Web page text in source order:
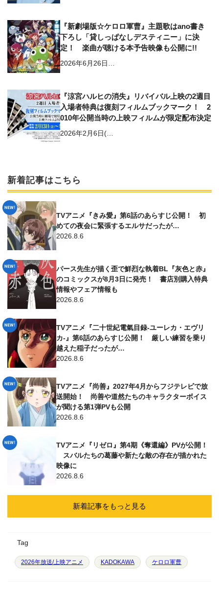
『新劇場版☆ケロロ軍曹』主題歌はano書き
下ろし「貸しっぱなしデスティニー」に決
定！ 楽曲が聴ける本予告映像も公開に!!
2026年6月26日…
『涼宮ハルヒの消失』リバイバル上映の2週目
入場者特典は復刻フィルムブックマーク！ 2
010年公開当時の上映フィルムが限定配布決定
2026年2月6日(…
新着記事はこちら
TVアニメ『きみ愛』第6話のあらすじ公開！ 初
めての夜会に緊張するエルサだったが…
2026.8.6
パース先生が描く歪で鮮烈な執着BL『灰色と赤』
のコミックスが8月3日に発売！ 書店別購入特典
情報やフェア情報も
2026.8.6
TVアニメ『二十世紀電氣目録-ユーレカ・エヴリ
カ-』第6話のあらすじ公開！ 厳しい練習を乗り
越えた稲子だったが…
2026.8.6
TVアニメ『尚善』2027年4月からフジテレビで放
送開始！ 尚善や道然たちのキャラクターボイス
が聞ける第1弾PVも公開
2026.8.6
TVアニメ『リゼロ』第4期《奪還編》PVが公開！
スバルたちの葛藤や新たな敵の存在が描かれた
映像に
2026.8.6
新着記事をもっと見る
Tag
2026年放送/上映アニメ KADOKAWA ケロロ軍曹